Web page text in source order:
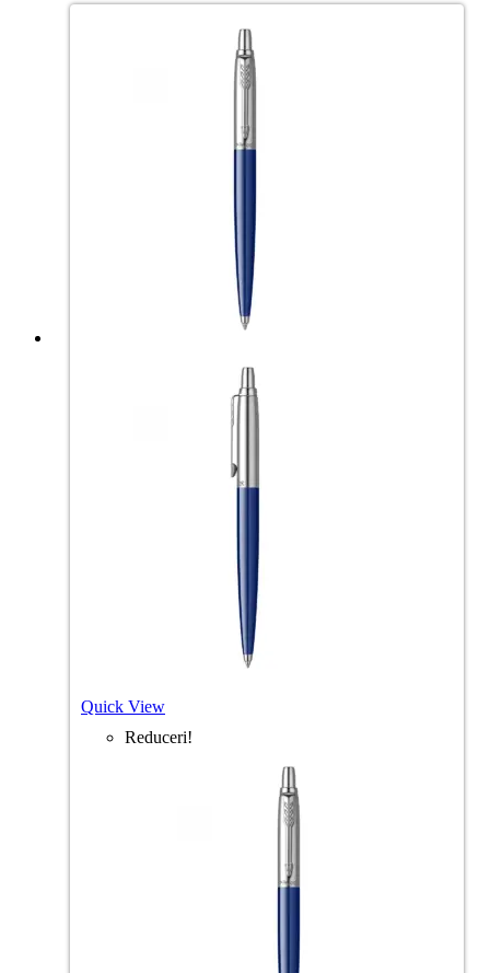
Quick View
Reduceri!